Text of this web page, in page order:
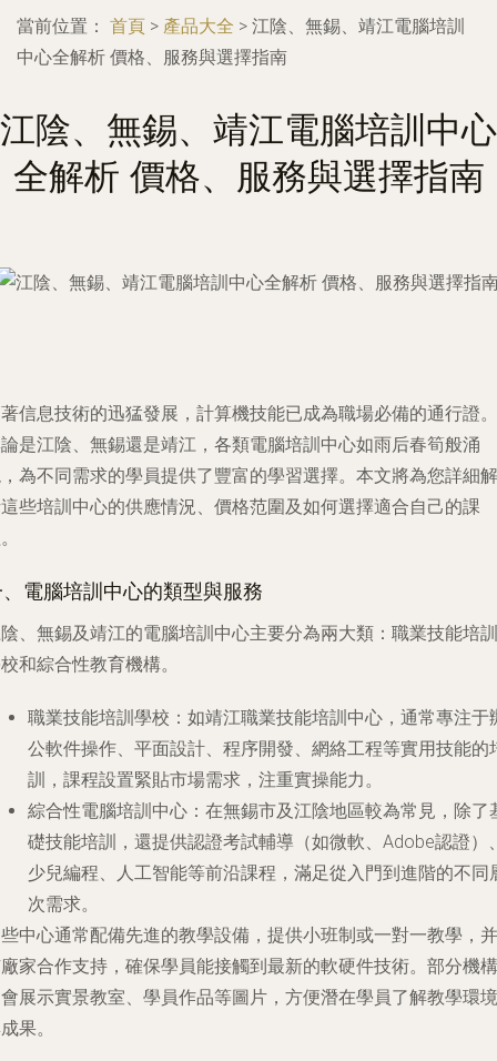
當前位置： 首頁 > 產品大全 > 江陰、無錫、靖江電腦培訓
中心全解析 價格、服務與選擇指南
江陰、無錫、靖江電腦培訓中心
全解析 價格、服務與選擇指南
信息技術的迅猛發展，計算機技能已成為職場必備的通行證。
是江陰、無錫還是靖江，各類電腦培訓中心如雨后春筍般涌
為不同需求的學員提供了豐富的學習選擇。本文將為您詳細解
些培訓中心的供應情況、價格范圍及如何選擇適合自己的課
電腦培訓中心的類型與服務
、無錫及靖江的電腦培訓中心主要分為兩大類：職業技能培訓
和綜合性教育機構。
職業技能培訓學校 ：如靖江職業技能培訓中心，通常專注于
公軟件操作、平面設計、程序開發、網絡工程等實用技能的
訓，課程設置緊貼市場需求，注重實操能力。
綜合性電腦培訓中心 ：在無錫市及江陰地區較為常見，除了
礎技能培訓，還提供認證考試輔導（如微軟、Adobe認證）
少兒編程、人工智能等前沿課程，滿足從入門到進階的不同
次需求。
中心通常配備先進的教學設備，提供小班制或一對一教學，并
家合作支持，確保學員能接觸到最新的軟硬件技術。部分機構
展示實景教室、學員作品等圖片，方便潛在學員了解教學環境
果。